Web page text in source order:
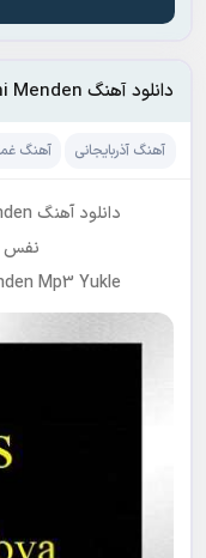
دانلود آهنگ Nefes & Vefa Şerifova Seni Menden
آهنگ آذربایجانی آهنگ
دانلود آهنگ Nefes & Vefa Şerifova Seni Menden
نفس
Mp3 Yukle